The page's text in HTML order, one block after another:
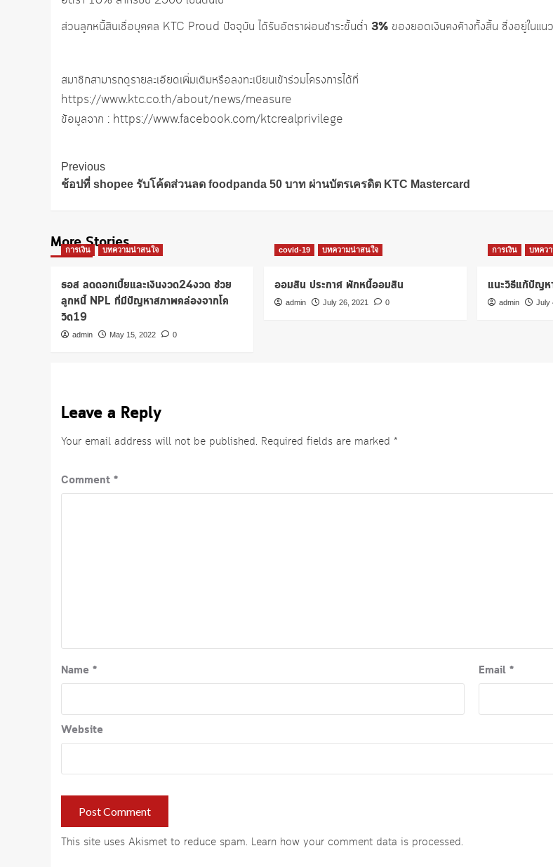
ส่วนลูกหนี้สินเชื่อบุคคล KTC Proud ปัจจุบัน ได้รับอัตราผ่อนชำระขั้นต่ำ 3% ของยอดเงินคงค้างทั้งสิ้น ซึ่งอยู่ในแน
สมาชิกสามารถดูรายละเอียดเพิ่มเติมหรือลงทะเบียนเข้าร่วมโครงการได้ที่
https://www.ktc.co.th/about/news/measure
ข้อมูลจาก : https://www.facebook.com/ktcrealprivilege
Post
Navigation
Previous
ช้อปที่ shopee รับโค้ดส่วนลด foodpanda 50 บาท ผ่านบัตรเครดิต KTC Mastercard
More Stories
การเงิน บทความน่าสนใจ
ธอส ลดดอกเบี้ยและเงินงวด24งวด ช่วย
ลูกหนี้ NPL ที่มีปัญหาสภาพคล่องจากโค
วิด19
admin May 15, 2022 0
covid-19 บทความน่าสนใจ
ออมสิน ประกาศ พักหนี้ออมสิน
admin July 26, 2021 0
การเงิน บทคว
แนะวิธีแก้ปัญห
admin July
Leave a Reply
Your email address will not be published. Required fields are marked *
Comment *
Name * Email *
Website
This site uses Akismet to reduce spam. Learn how your comment data is processed.